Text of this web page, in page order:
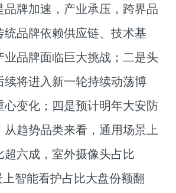
品牌加速，产业承压，跨界品
统品牌依赖供应链、技术基
业品牌面临巨大挑战；二是头
续将进入新一轮持续动荡博
心变化；四是预计明年大安防
从趋势品类来看，通用场景上
超六成，室外摄像头占比
智能看护占比大盘份额翻